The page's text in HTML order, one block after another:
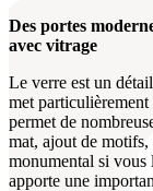
Des portes
avec vitrage
Le verre est un
met
permet de
mat, ajout de
monumental si vous
apporte une